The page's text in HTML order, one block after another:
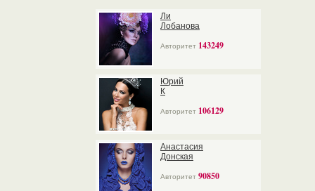
Ли
Лобанова
Авторитет 143249
Юрий
К
Авторитет 106129
Анастасия
Донская
Авторитет 90850